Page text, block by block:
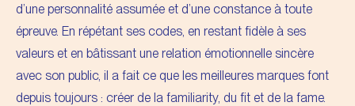
d’une personnalité assumée et d’une constance à toute
épreuve. En répétant ses codes, en restant fidèle à ses
valeurs et en bâtissant une relation émotionnelle sincère
avec son public, il a fait ce que les meilleures marques font
depuis toujours : créer de la familiarity, du fit et de la fame.